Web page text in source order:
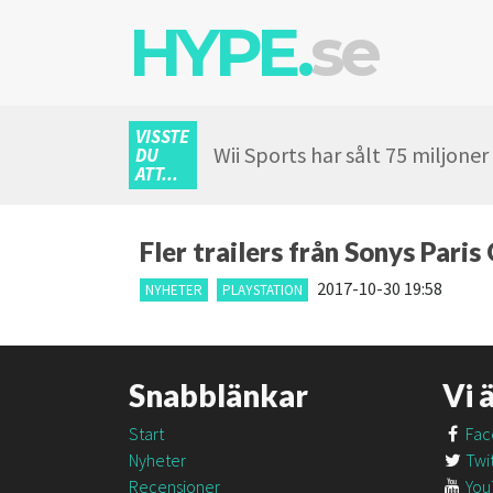
HYPE.se
VISSTE
DU
ATT...
Wii Sports har sålt 75
Fler trailers från Sonys Paris
NYHETER PLAYSTATION 2017-10-30 19:58
Snabblänkar
Start
Nyheter
Recensioner
Vi